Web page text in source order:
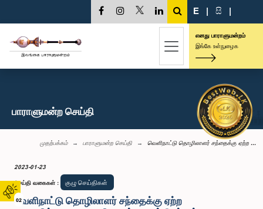
02
E | සි |
எனது பாராளுமன்றம்
இங்கே உள்நுழைக
பாராளுமன்ற செய்தி
முதற்பக்கம் பாராளுமன்ற செய்தி வெளிநாட்டு தொழிலாளர் சந்தைக்கு ஏற்ற ...
2023-01-23
செய்தி வகைகள் : குழு செய்திகள்
வெளிநாட்டு தொழிலாளர் சந்தைக்கு ஏற்ற